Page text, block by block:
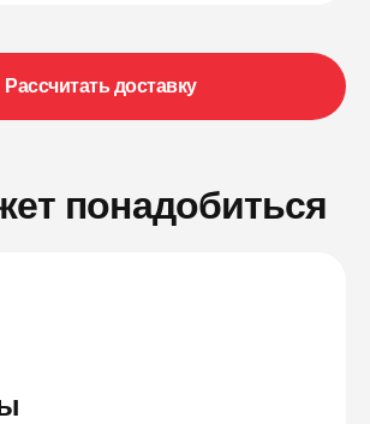
Рассчитать доставку
понадобиться